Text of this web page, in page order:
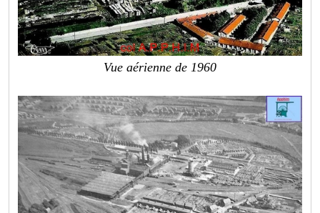
Vue aérienne de 1960